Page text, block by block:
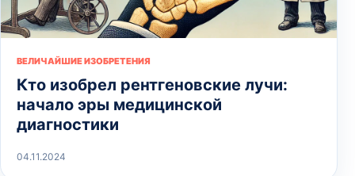
ВЕЛИЧАЙШИЕ ИЗОБРЕТЕНИЯ
Кто изобрел рентгеновские лучи:
начало эры медицинской
диагностики
04.11.2024